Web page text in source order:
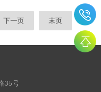
涂层从附着力到耐腐蚀性的各
涂层附着力评价...
下一页 末页
35号